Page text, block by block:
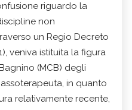
riguardo la
non
un Regio Decreto
1), veniva istituita la figura
(MCB) degli
in quanto
relativamente recente,